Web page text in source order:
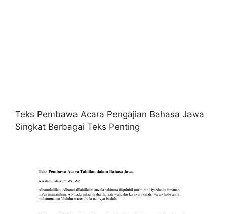
Teks Pembawa Acara Pengajian Bahasa Jawa
Singkat Berbagai Teks Penting